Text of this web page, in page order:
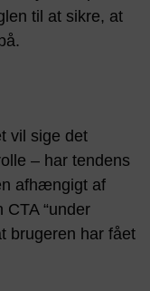
til at sikre, at
vil sige det
– har tendens
afhængigt af
“under
brugeren har fået